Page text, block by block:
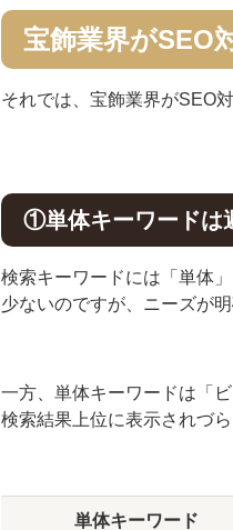
宝飾業界がSEO
それでは、宝飾業界がSEO
①単体キーワードは
検索キーワードには「単体
少ないのですが、ニーズが
一方、単体キーワードは「
検索結果上位に表示されづ
単体キーワード